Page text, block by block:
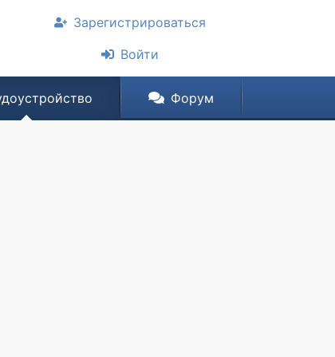
Зарегистрироваться
Войти
Форум